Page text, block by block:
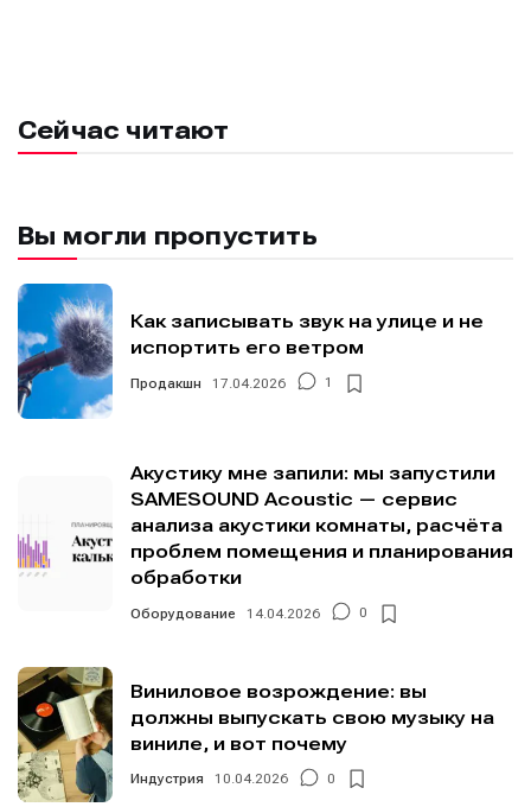
Сейчас читают
Вы могли пропустить
Как записывать звук на улице и не
испортить его ветром
Продакшн 17.04.2026 1
Акустику мне запили: мы запустили
SAMESOUND Acoustic — сервис
анализа акустики комнаты, расчёта
проблем помещения и планирования
обработки
Оборудование 14.04.2026 0
Виниловое возрождение: вы
должны выпускать свою музыку на
виниле, и вот почему
Индустрия 10.04.2026 0